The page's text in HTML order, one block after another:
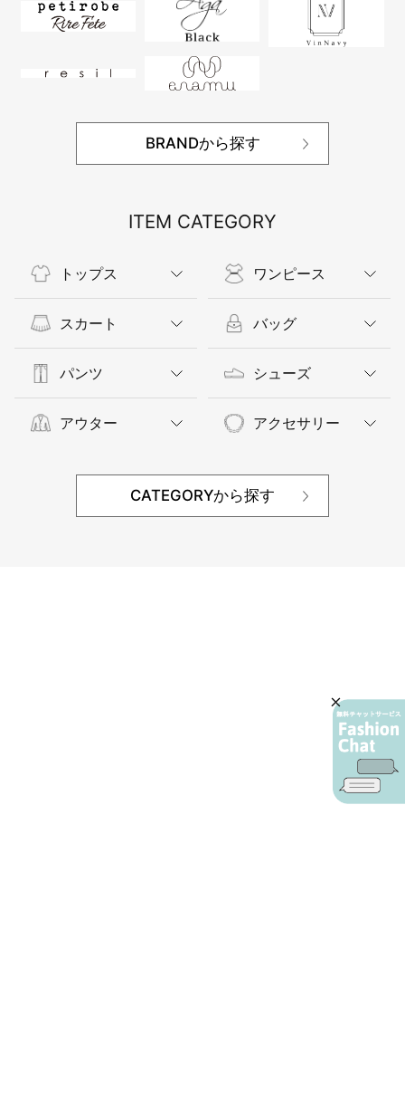
BRANDから探す
ITEM CATEGORY
トップス
スカート
パンツ
アウター
ワンピース
バッグ
シューズ
アクセサリー
CATEGORYから探す